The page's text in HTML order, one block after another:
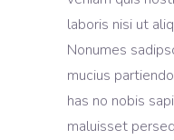
laboris nisi ut
Nonumes
mucius
has no nobis
maluisset